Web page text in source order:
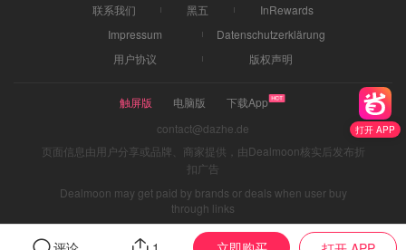
打开 APP
联系我们 黑五
InRewards
Impressum
Datenschutzerklärung
用户协议
版权声明
触屏版 电脑版
下载App
contact@dazhe.de
页面信息由用户分享或品牌、商家提供，由Dealmoon核实后发布折
扣广告
Dealmoon may get paid by brands or deals when user buy
through links